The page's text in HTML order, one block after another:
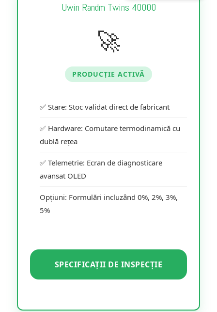
Uwin Randm Twins 40000
🚀
PRODUCȚIE ACTIVĂ
✅ Stare: Stoc validat direct de fabricant
✅ Hardware: Comutare termodinamică cu
dublă rețea
✅ Telemetrie: Ecran de diagnosticare
avansat OLED
Opțiuni: Formulări incluzând 0%, 2%, 3%,
5%
SPECIFICAȚII DE INSPECȚIE